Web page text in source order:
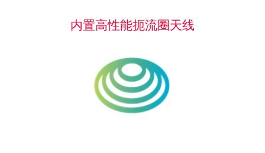
内置高性能扼流圈天线